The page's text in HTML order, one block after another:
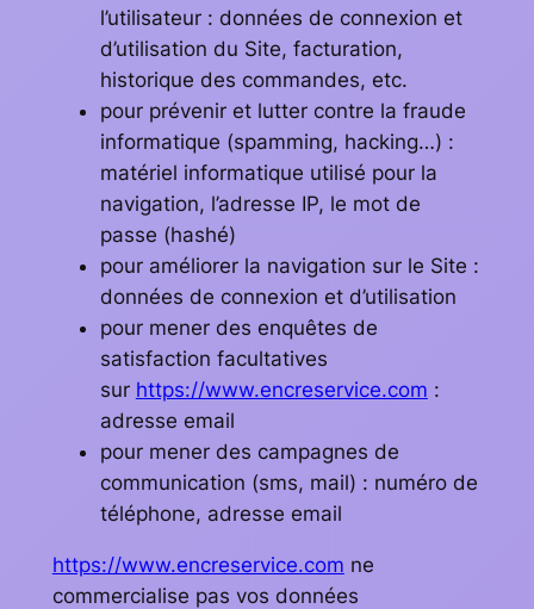
l’utilisateur : données de connexion et
d’utilisation du Site, facturation,
historique des commandes, etc.
pour prévenir et lutter contre la fraude
informatique (spamming, hacking…) :
matériel informatique utilisé pour la
navigation, l’adresse IP, le mot de
passe (hashé)
pour améliorer la navigation sur le Site :
données de connexion et d’utilisation
pour mener des enquêtes de
satisfaction facultatives
sur https://www.encreservice.com :
adresse email
pour mener des campagnes de
communication (sms, mail) : numéro de
téléphone, adresse email
https://www.encreservice.com ne
commercialise pas vos données